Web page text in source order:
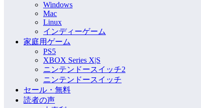
Windows
Mac
Linux
インディーゲーム
家庭用ゲーム
PS5
XBOX Series X|S
ニンテンドースイッチ2
ニンテンドースイッチ
セール・無料
読者の声